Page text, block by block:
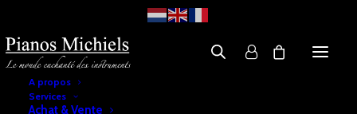
A propos
Services
Achat & Vente